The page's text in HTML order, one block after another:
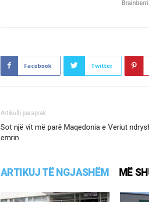
Facebook Twitter
Artikulli paraprak
Sot një vit më parë Maqedonia e Veriut
emrin
ARTIKUJ TË NGJASHËM MË